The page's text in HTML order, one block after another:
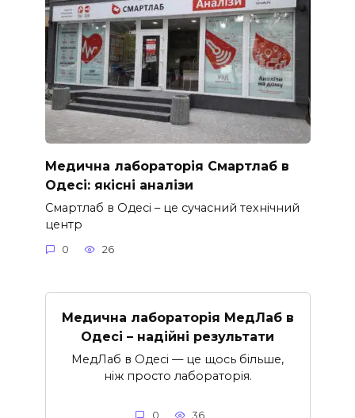
Медична лабораторія Смартлаб в
Одесі: якісні аналізи
Смартлаб в Одесі – це сучасний технічний
центр
0 26
Медична лабораторія МедЛаб в
Одесі – надійні результати
МедЛаб в Одесі — це щось більше,
ніж просто лабораторія.
0 36